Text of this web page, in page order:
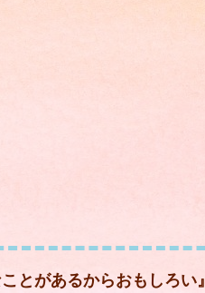
とがあるからおもしろい』